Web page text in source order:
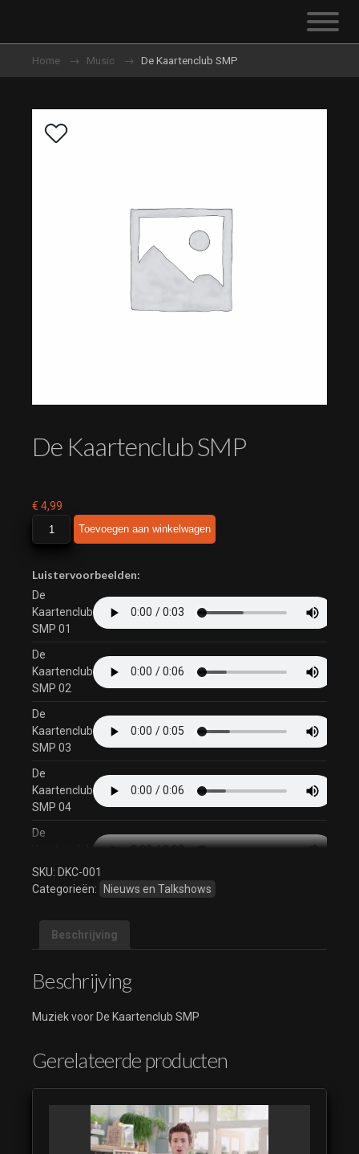
Home Music De Kaartenclub SMP
De Kaartenclub SMP
€ 4,99
Kaartenclub
aantal
Toevoegen aan winkelwagen
Luistervoorbeelden:
De
Kaartenclub
SMP 01
De
Kaartenclub
SMP 02
De
Kaartenclub
SMP 03
De
Kaartenclub
SMP 04
De
SMP 05
De
De
SMP 07
De
De
Kaartenclub
SMP 09
Kaartenclub
SKU: DKC-001
Categorieën:
Nieuws en Talkshows
Beschrijving
Beschrijving
Muziek voor De Kaartenclub SMP
Gerelateerde producten